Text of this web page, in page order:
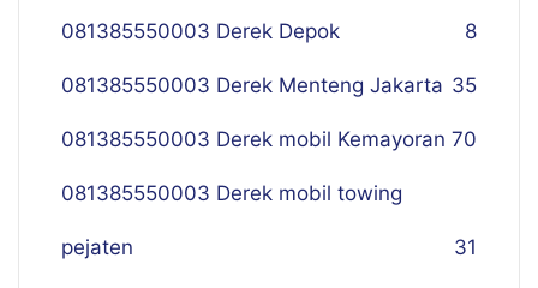
081385550003 Derek Depok 8
081385550003 Derek Menteng Jakarta 35
081385550003 Derek mobil Kemayoran 70
081385550003 Derek mobil towing
pejaten 31